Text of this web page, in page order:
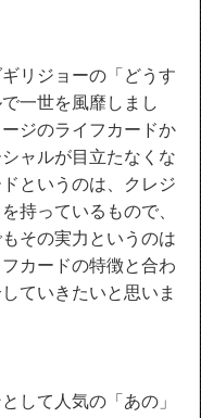
リジョーの「どうす
一世を風靡しまし
ジのライフカードか
ャルが目立たなくな
というのは、クレジ
持っているもので、
その実力というのは
カードの特徴と合わ
ていきたいと思いま
して人気の「あの」